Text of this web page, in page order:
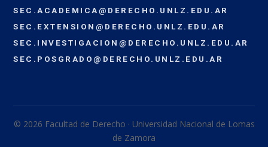
SEC.ACADEMICA@DERECHO.UNLZ.EDU.AR
SEC.EXTENSION@DERECHO.UNLZ.EDU.AR
SEC.INVESTIGACION@DERECHO.UNLZ.EDU.AR
SEC.POSGRADO@DERECHO.UNLZ.EDU.AR
© 2026 Facultad de Derecho · Universidad Nacional de Lomas
de Zamora